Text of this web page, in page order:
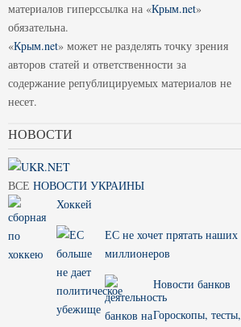
материалов гиперссылка на «Крым.net»
обязательна.
«Крым.net» может не разделять точку зрения
авторов статей и ответственности за
содержание републицируемых материалов не
несет.
НОВОСТИ
ВСЕ НОВОСТИ УКРАИНЫ
Хоккей
ЕС не хочет прятать наших
миллионеров
Новости банков
Гороскопы, тесты,